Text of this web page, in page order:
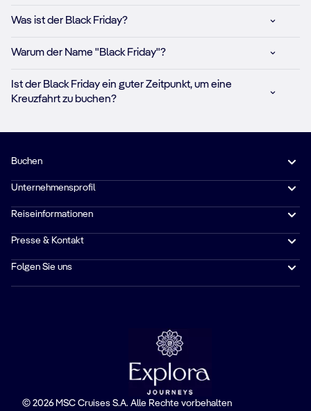
Was ist der Black Friday?
Warum der Name "Black Friday"?
Ist der Black Friday ein guter Zeitpunkt, um eine
Kreuzfahrt zu buchen?
Buchen
Unternehmensprofil
Reiseinformationen
Presse & Kontakt
Folgen Sie uns
© 2026 MSC Cruises S.A. Alle Rechte vorbehalten